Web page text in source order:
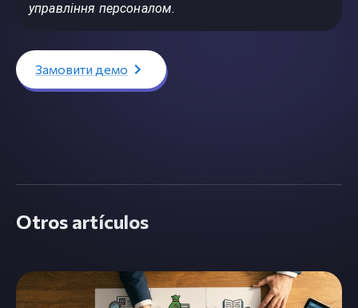
управління персоналом.
Замовити демо
Otros artículos